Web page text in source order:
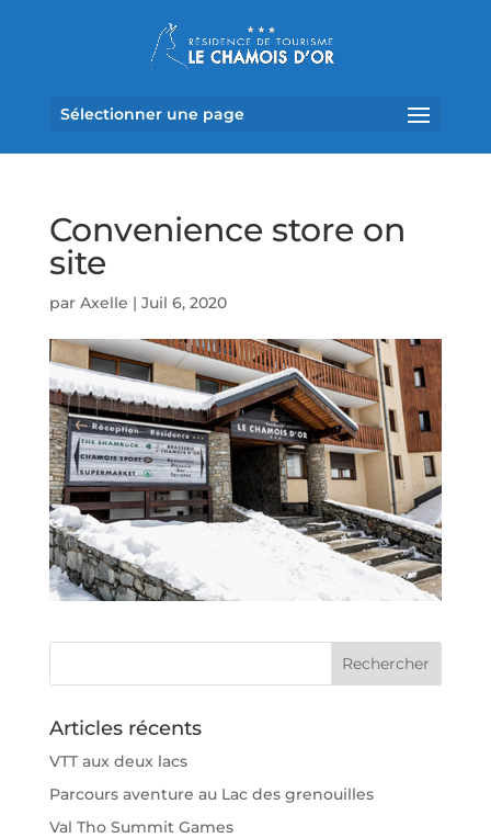
Sélectionner une page
Convenience store on
site
par Axelle | Juil 6, 2020
Articles récents
VTT aux deux lacs
Parcours aventure au Lac des grenouilles
Val Tho Summit Games